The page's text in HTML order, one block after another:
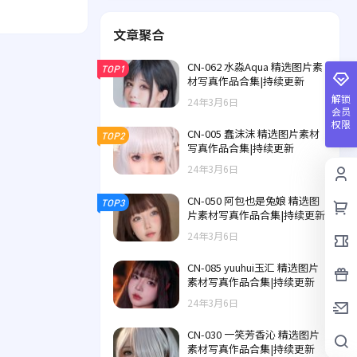
文章聚合
TOP1
CN-062 水淼Aqua 精选图片素
材写真作品合集|持续更新
24年3月6日
TOP2
CN-005 蠢沫沫 精选图片素材
写真作品合集|持续更新
24年3月6日
TOP3
CN-050 阿包也是兔娘 精选图
片素材写真作品合集|持续更新
24年3月6日
CN-085 yuuhui玉汇 精选图片
素材写真作品合集|持续更新
24年3月6日
CN-030 一笑芳香沁 精选图片
素材写真作品合集|持续更新
解锁
会员
权限